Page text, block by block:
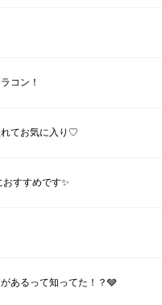
コン！
れてお気に入り♡
すすめです✨
あるって知ってた！？🩶